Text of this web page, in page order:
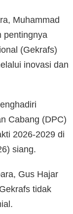
Muhammad
pentingnya
(Gekrafs)
inovasi dan
Cabang (DPC)
2026-2029 di
siang.
Gus Hajar
tidak